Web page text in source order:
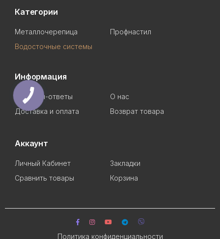
Категории
Металлочерепица
Профнастил
Водосточные системы
Информация
Вопросы-ответы
О нас
Доставка и оплата
Возврат товара
Аккаунт
Личный Кабинет
Закладки
Сравнить товары
Корзина
Политика конфиденциальности